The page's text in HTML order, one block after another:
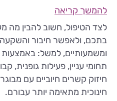
להמשך קריאה
לצד הטיפול, חשוב להבין מה
בתכם, ולאפשר חיבור
ומשמעותיים, למשל:
תחומי עניין, פעילות גופנית,
חיזוק קשרים חיוביים עם
חינוכית מתאימה יותר עבורם.